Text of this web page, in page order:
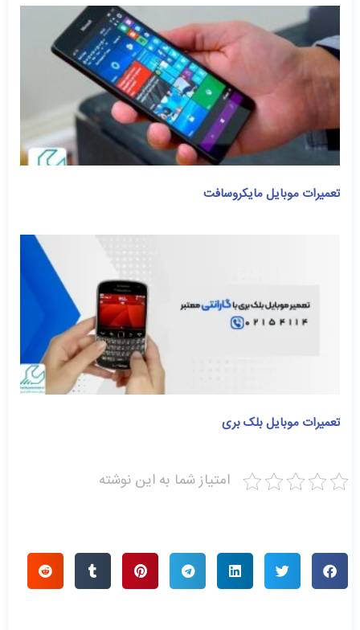
تعمیرات موبایل مایکروسافت
تعمیرات موبایل بلک بری
امتیاز شما به این نوشته